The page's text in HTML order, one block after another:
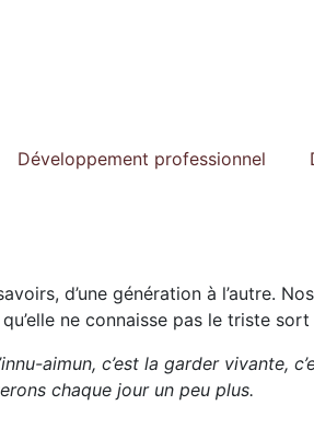
Développement professionnel
d’une génération à l’autre.
ne connaisse pas le triste
aimun, c’est la garder vivante,
chaque jour un peu plus.